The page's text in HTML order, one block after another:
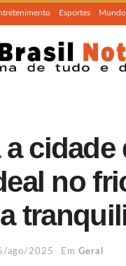
Esportes Mundo
no
ago/2025 Em Geral